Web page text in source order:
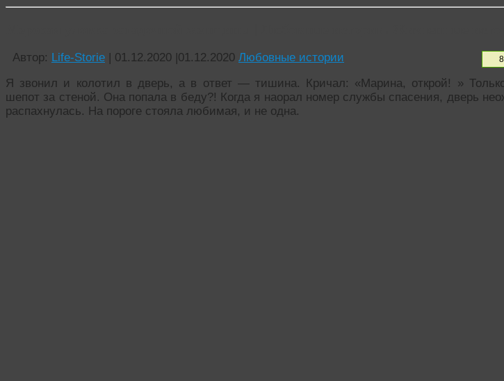
Автор: Life-Storie | 01.12.2020 |01.12.2020 Любовные истории
Я звонил и колотил в дверь, а в ответ — тишина. Кричал: «Марина, открой! »
шепот за стеной. Она попала в беду?! Когда я наорал номер службы спасения, дверь
распахнулась. На пороге стояла любимая, и не одна.